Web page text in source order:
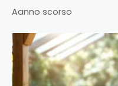
Aanno scorso